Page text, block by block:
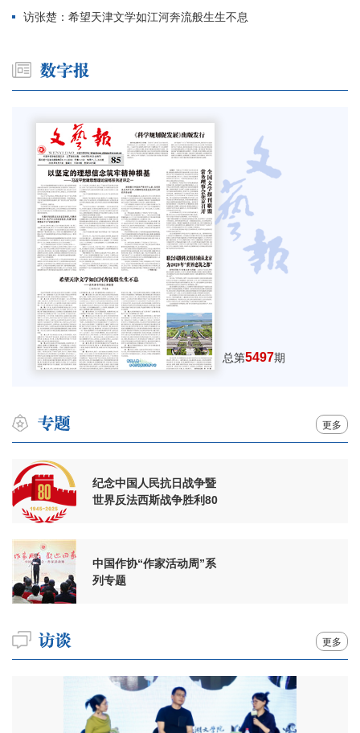
访张楚：希望天津文学如江河奔流般生生不息
总第5497期
更多
纪念中国人民抗日战争暨
世界反法西斯战争胜利80
中国作协“作家活动周”系
列专题
更多